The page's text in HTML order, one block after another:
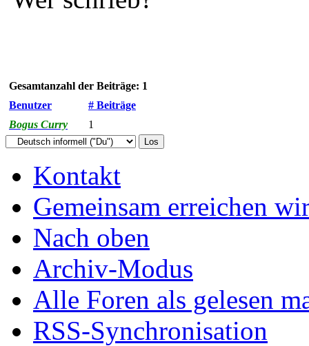
Gesamtanzahl der Beiträge: 1
Benutzer
# Beiträge
Bogus Curry
1
Kontakt
Gemeinsam erreichen
Nach oben
Archiv-Modus
Alle Foren als gelesen
RSS-Synchronisation